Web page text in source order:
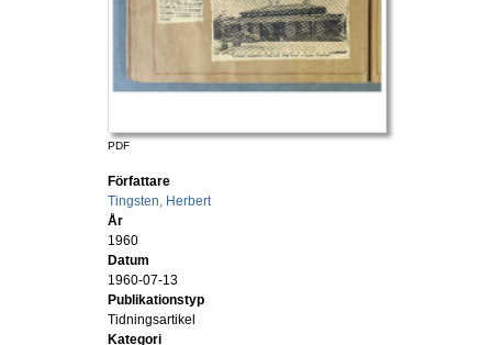
PDF
Författare
Tingsten, Herbert
År
1960
Datum
1960-07-13
Publikationstyp
Tidningsartikel
Kategori